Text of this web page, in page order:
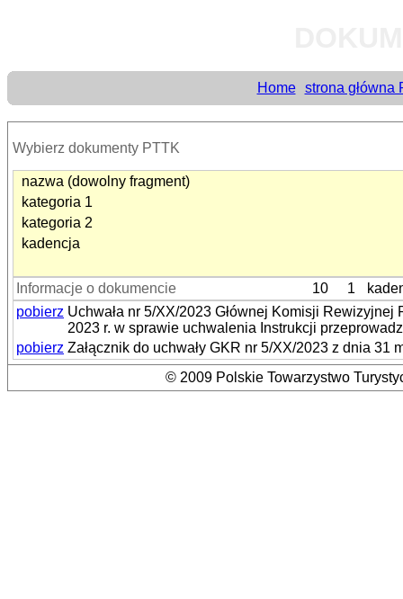
Home strona główna
Wybierz dokumenty PTTK
nazwa (dowolny fragment)
kategoria 1
kategoria 2
kadencja
Informacje o dokumencie 10 1
pobierz Uchwała nr 5/XX/2023 Głównej Komisji
2023 r. w sprawie uchwalenia Instrukcji
pobierz Załącznik do uchwały GKR nr 5/XX/2023 z dnia 31
© 2009 Polskie Towarzystwo